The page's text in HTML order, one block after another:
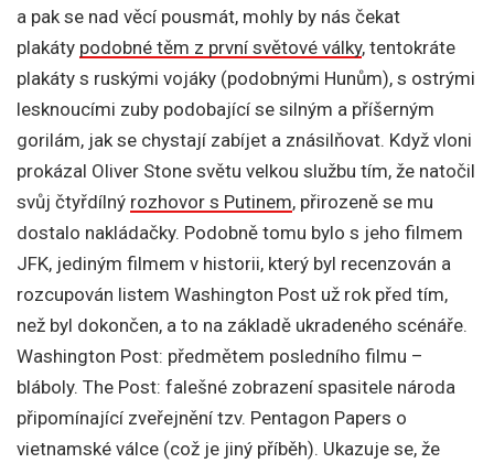
a pak se nad věcí pousmát, mohly by nás čekat
plakáty podobné těm z první světové války, tentokráte
plakáty s ruskými vojáky (podobnými Hunům), s ostrými
lesknoucími zuby podobající se silným a příšerným
gorilám, jak se chystají zabíjet a znásilňovat. Když vloni
prokázal Oliver Stone světu velkou službu tím, že natočil
svůj čtyřdílný rozhovor s Putinem, přirozeně se mu
dostalo nakládačky. Podobně tomu bylo s jeho filmem
JFK, jediným filmem v historii, který byl recenzován a
rozcupován listem Washington Post už rok před tím,
než byl dokončen, a to na základě ukradeného scénáře.
Washington Post: předmětem posledního filmu –
bláboly. The Post: falešné zobrazení spasitele národa
připomínající zveřejnění tzv. Pentagon Papers o
vietnamské válce (což je jiný příběh). Ukazuje se, že